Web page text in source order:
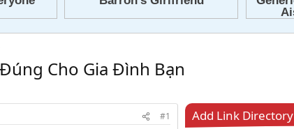
Cho Gia Đình Bạn
#1 Add Link Directory